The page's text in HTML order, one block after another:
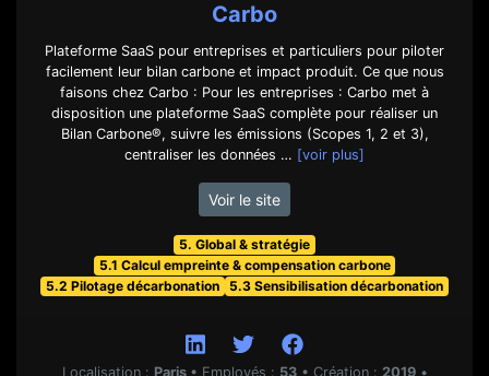
Carbo
Plateforme SaaS pour entreprises et particuliers pour piloter
facilement leur bilan carbone et impact produit. Ce que nous
faisons chez Carbo : Pour les entreprises : Carbo met à
disposition une plateforme SaaS complète pour réaliser un
Bilan Carbone®, suivre les émissions (Scopes 1, 2 et 3),
centraliser les données … [voir plus]
Voir le site
5. Global & stratégie
5.1 Calcul empreinte & compensation carbone
5.2 Pilotage décarbonation
5.3 Sensibilisation décarbonation
Localisation : Paris • Employés : 53 • Création : 2019 •